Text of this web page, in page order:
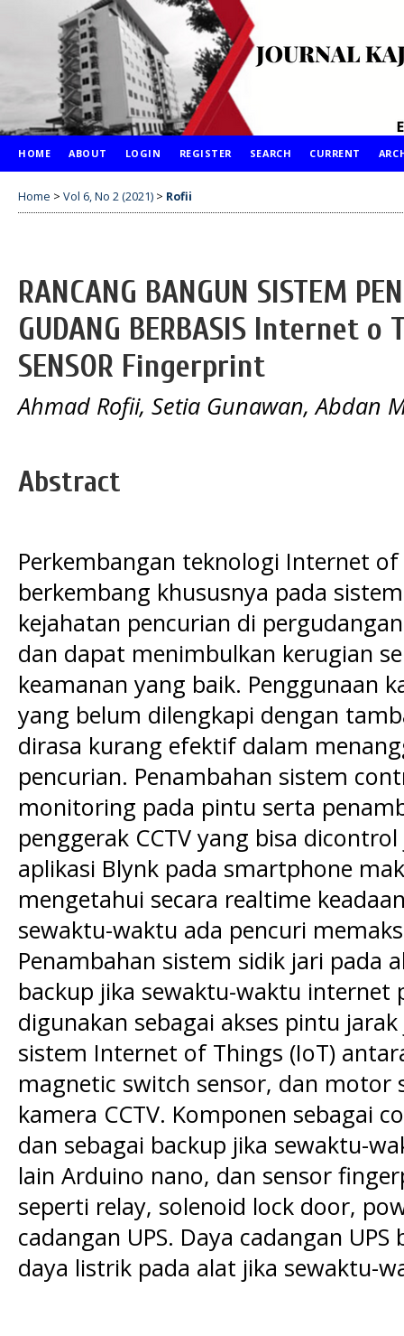
HOME ABOUT LOGIN REGISTER SEARCH CURRENT
Home > Vol 6, No 2 (2021) > Rofii
RANCANG BANGUN SISTEM
GUDANG BERBASIS Internet o
SENSOR Fingerprint
Ahmad Rofii, Setia Gunawan, Abdan
Abstract
Perkembangan teknologi Internet
berkembang khususnya pada
kejahatan pencurian di
dan dapat menimbulkan kerugian
keamanan yang baik. Penggunaan
yang belum dilengkapi dengan
dirasa kurang efektif dalam
pencurian. Penambahan sistem
monitoring pada pintu serta
penggerak CCTV yang bisa
aplikasi Blynk pada smartphone
mengetahui secara realtime
sewaktu-waktu ada pencuri
Penambahan sistem sidik jari pada
backup jika sewaktu-waktu internet
digunakan sebagai akses pintu
sistem Internet of Things (IoT)
magnetic switch sensor, dan motor
kamera CCTV. Komponen sebagai
dan sebagai backup jika sewaktu-
lain Arduino nano, dan sensor
seperti relay, solenoid lock door,
cadangan UPS. Daya cadangan
daya listrik pada alat jika sewaktu-